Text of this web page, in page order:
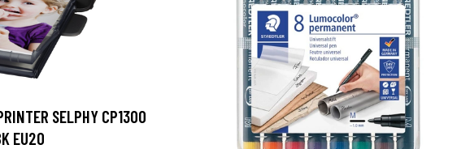
SELPHY CP1300
EU20